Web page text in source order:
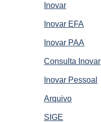
Inovar
Inovar EFA
Inovar PAA
Consulta Inovar
Inovar Pessoal
Arquivo
SIGE